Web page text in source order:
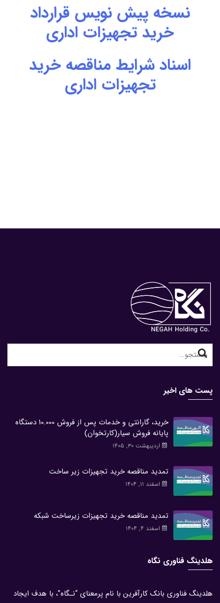
نسخه پیش نویس قرارداد
خرید تجهیزات اداری
اسناد شرایط مناقصه خرید
تجهیزات اداری
Search
for:
پست های اخیر
خرید، گارانتی و خدمات پس از فروش 10.000 دستگاه
پایانه فروش سیار(کارتخوان)
اردیبهشت ۳۰, ۱۴۰۵
تمدید مناقصه خرید تجهیزات زیر ساخت
اسفند ۱۱, ۱۴۰۴
تمدید مناقصه خرید تجهیزات زیرساخت شبکه
اسفند ۴, ۱۴۰۴
هلدینگ فناوری نگاه
هلدینگ فناوری بانک کارآفرین با نام پرمعنای “نـگاه”، با هدف ایجاد